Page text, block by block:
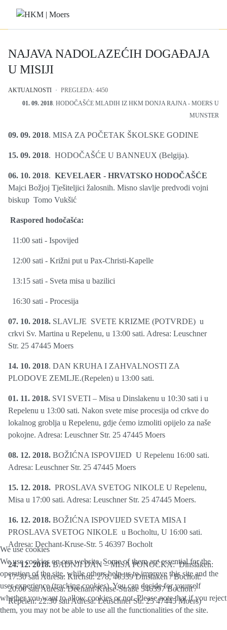
NAJAVA NADOLAZEĆIH DOGAĐAJA
U MISIJI
AKTUALNOSTI
PREGLEDA: 4450
01. 09. 2018. HODOČAŠĆE MLADIH IZ HKM DONJA RAJNA - MOERS U
MUNSTER
09. 09. 2018. MISA ZA POČETAK ŠKOLSKE GODINE
15. 09. 2018. HODOČAŠĆE U BANNEUX (Belgija).
06. 10. 2018. KEVELAER - HRVATSKO HODOČAŠĆE
Majci Božjoj Tješiteljici žalosnih. Misno slavlje predvodi vojni
biskup Tomo Vukšić
Raspored hodočašća:
11:00 sati - Ispovijed
12:00 sati - Križni put u Pax-Christi-Kapelle
13:15 sati - Sveta misa u bazilici
16:30 sati - Procesija
07. 10. 2018. SLAVLJE SVETE KRIZME (POTVRDE) u
crkvi Sv. Martina u Repelenu, u 13:00 sati. Adresa: Leuschner
Str. 25 47445 Moers
14. 10. 2018. DAN KRUHA I ZAHVALNOSTI ZA
PLODOVE ZEMLJE.(Repelen) u 13:00 sati.
01. 11. 2018. SVI SVETI – Misa u Dinslakenu u 10:30 sati i u
Repelenu u 13:00 sati. Nakon svete mise procesija od crkve do
lokalnog groblja u Repelenu, gdje ćemo izmoliti opijelo za naše
pokojne. Adresa: Leuschner Str. 25 47445 Moers
08. 12. 2018. BOŽIĆNA ISPOVIJED U Repelenu 16:00 sati.
Adresa: Leuschner Str. 25 47445 Moers
15. 12. 2018. PROSLAVA SVETOG NIKOLE U Repelenu,
Misa u 17:00 sati. Adresa: Leuschner Str. 25 47445 Moers.
16. 12. 2018. BOŽIĆNA ISPOVIJED SVETA MISA I
PROSLAVA SVETOG NIKOLE u Bocholtu, U 16:00 sati.
Adresa: Dechant-Kruse-Str. 5 46397 Bocholt
24. 12. 2018.BADNJI DAN – MISA PONOĆKA: Dinslaken:
17:30 sati Adresa: Kirchstr. 278, 46539 Dinslaken / Bocholt:
20:00 sati Adresa: Dechant-Kruse-Straße 546397 Bocholt /
Repelen: 22:30 sati Adresa: Leuschner Str. 25 47445 Moers)
We use cookies
We use cookies on our website. Some of them are essential for the
operation of the site, while others help us to improve this site and the
user experience (tracking cookies). You can decide for yourself
whether you want to allow cookies or not. Please note that if you reject
them, you may not be able to use all the functionalities of the site.